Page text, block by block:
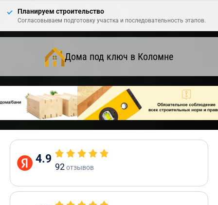
Планируем строительство
Согласовываем подготовку участка и последовательность этапов.
Дома под ключ в Коломне
4.9
92отзывов